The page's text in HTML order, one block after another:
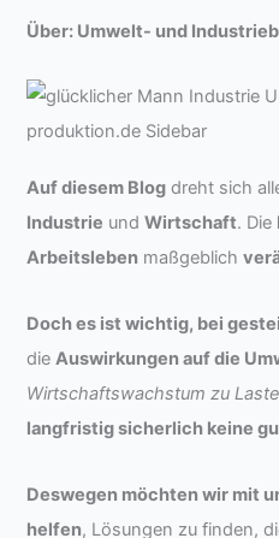
Über: Umwelt- und
Auf diesem Blog dreht sich
Industrie undWirtschaft. Die
Arbeitsleben maßgeblich
Doch es ist wichtig, bei
dieAuswirkungen auf die
Wirtschaftswachstum zu
langfristig sicherlich keine
Deswegen möchten wir mit
helfen, Lösungen zu finden,